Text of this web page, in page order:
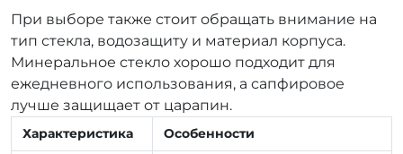
При выборе также стоит обращать внимание на
тип стекла, водозащиту и материал корпуса.
Минеральное стекло хорошо подходит для
ежедневного использования, а сапфировое
лучше защищает от царапин.
Характеристика Особенности